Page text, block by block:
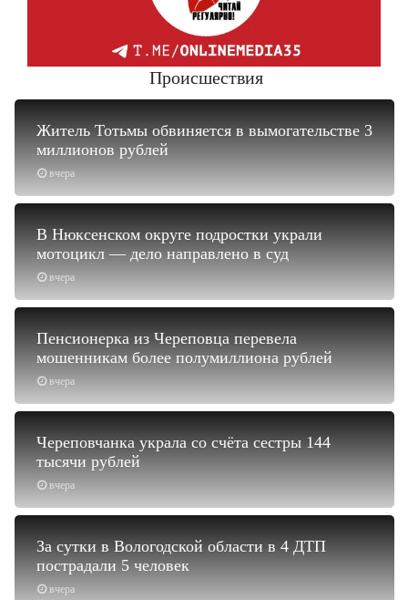
Происшествия
вчера
Житель Тотьмы обвиняется в вымогательстве 3
миллионов рублей
вчера
В Нюксенском округе подростки украли
мотоцикл — дело направлено в суд
вчера
Пенсионерка из Череповца перевела
мошенникам более полумиллиона рублей
вчера
Череповчанка украла со счёта сестры 144
тысячи рублей
вчера
За сутки в Вологодской области в 4 ДТП
пострадали 5 человек